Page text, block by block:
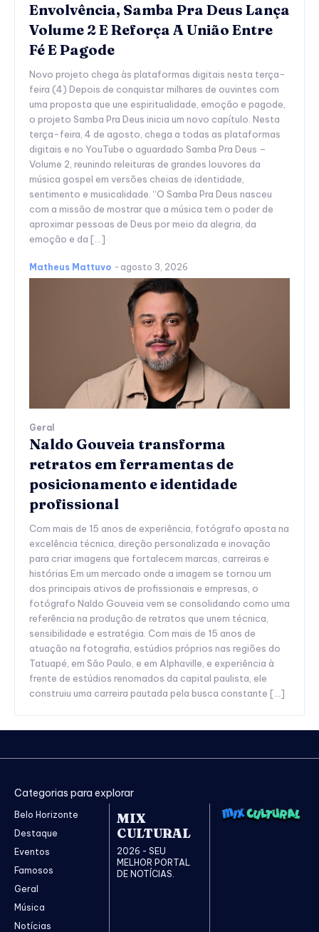
Envolvência, Samba Pra Deus Lança
Volume 2 E Reforça A União Entre
Fé E Pagode
Novo projeto chega às plataformas digitais nesta terça-
feira (4) Depois de conquistar milhares de ouvintes com
uma proposta que une espiritualidade, emoção e pagode,
o projeto Samba Pra Deus inicia um novo capítulo. Nesta
terça-feira, 4 de agosto, chega a todas as plataformas
digitais e no YouTube o aguardado Samba Pra Deus –
Volume 2, reunindo releituras de grandes louvores da
música gospel em versões cheias de identidade,
sentimento e musicalidade. “O Samba Pra Deus nasceu
com a missão de mostrar que a música tem o poder de
aproximar pessoas de Deus por meio da alegria, da
emoção e da […]
Matheus Mattuvo - agosto 3, 2026
Geral
Naldo Gouveia transforma
retratos em ferramentas de
posicionamento e identidade
profissional
Com mais de 15 anos de experiência, fotógrafo aposta na
excelência técnica, direção personalizada e inovação
para criar imagens que fortalecem marcas, carreiras e
histórias Em um mercado onde a imagem se tornou um
dos principais ativos de profissionais e empresas, o
fotógrafo Naldo Gouveia vem se consolidando como uma
referência na produção de retratos que unem técnica,
sensibilidade e estratégia. Com mais de 15 anos de
atuação na fotografia, estúdios próprios nas regiões do
Tatuapé, em São Paulo, e em Alphaville, e experiência à
frente de estúdios renomados da capital paulista, ele
construiu uma carreira pautada pela busca constante […]
Categorias para explorar
Belo Horizonte
Destaque
Eventos
Famosos
Geral
Música
Notícias
MIX
CULTURAL
2026 - SEU
MELHOR PORTAL
DE NOTÍCIAS.